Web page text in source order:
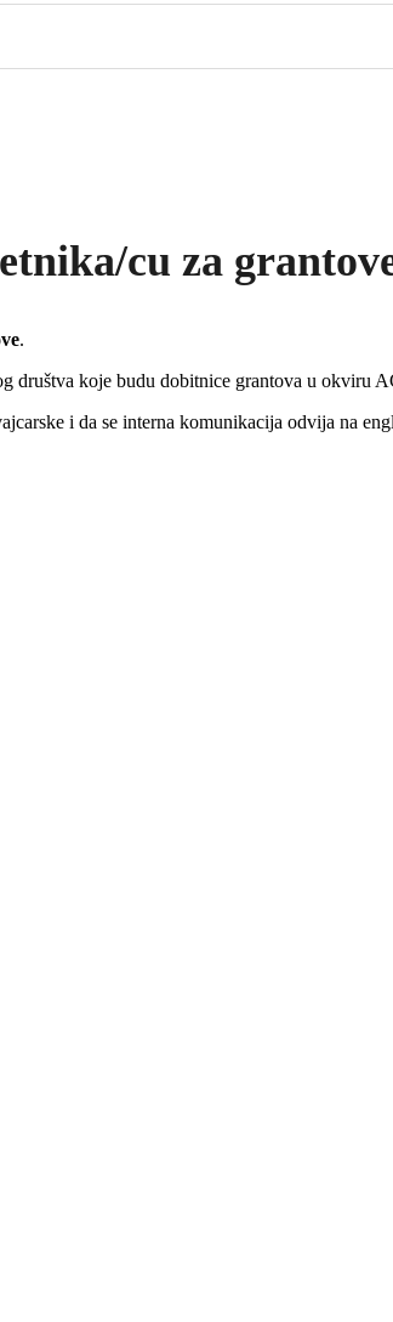
cu za
.
društva koje budu dobitnice grantova u okviru
i da se interna komunikacija odvija na